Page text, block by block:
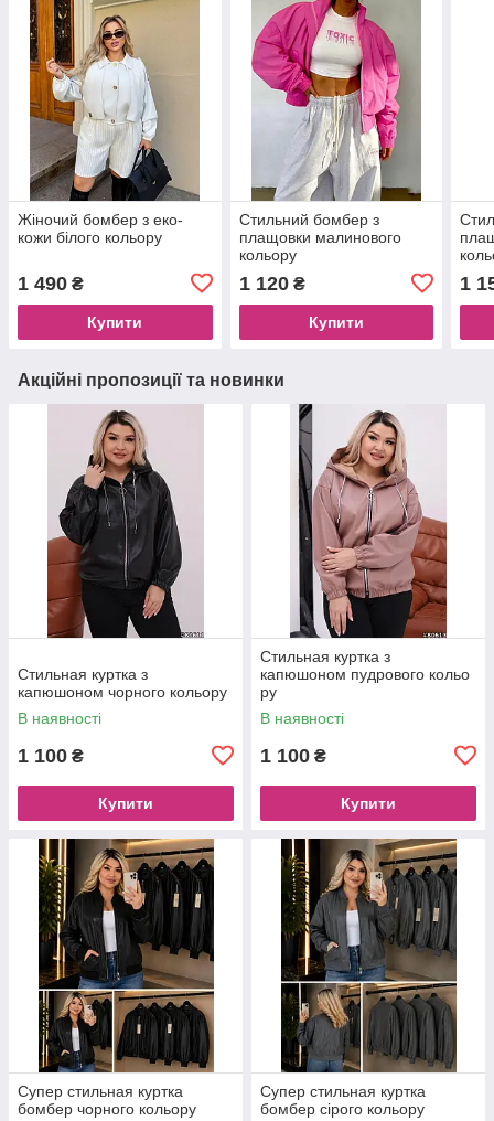
Жіночий бомбер з еко-
кожи білого кольору
1 490 ₴
Купити
Стильний бомбер з
плащовки малинового
кольору
1 120₴
Купити
1
Акційні пропозиції та новинки
Стильная куртка з
капюшоном чорного кольору
В наявності
1 100 ₴
Купити
Стильная куртка з
капюшоном пудрового кольо
ру
В наявності
1 100 ₴
Купити
Супер стильная куртка
бомбер чорного кольору
Супер стильная куртка
бомбер сірого кольору